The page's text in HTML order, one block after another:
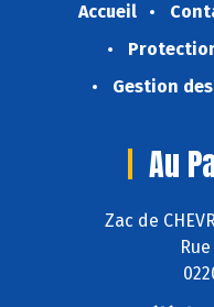
Accueil
Gestion
Au
Zac de